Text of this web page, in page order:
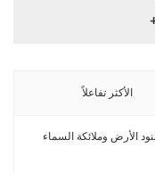
الأكثر تفاعلاً
الأرض وملائكة السماء